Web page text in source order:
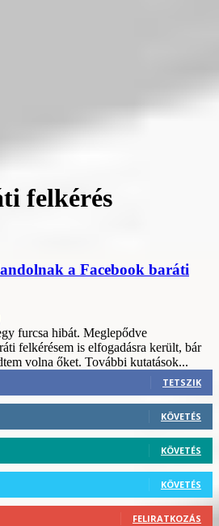
felkérés
a Facebook baráti
furcsa hibát. Meglepődve
felkérésem is elfogadásra került, bár
volna őket. További kutatások...
TETSZIK
KÖVETÉS
KÖVETÉS
KÖVETÉS
FELIRATKOZÁS